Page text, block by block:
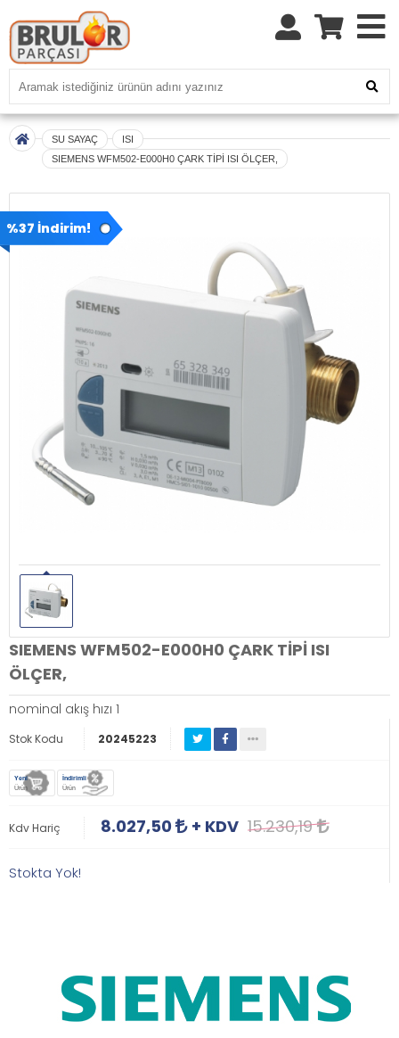
SU SAYAÇ
ISI
SIEMENS WFM502-E000H0 ÇARK TİPİ ISI ÖLÇER,
%37 İndirim!
SIEMENS WFM502-E000H0 ÇARK TİPİ ISI
ÖLÇER,
nominal akış hızı 1
Stok Kodu 20245223
Yeni
Ürün
İndirimli
Ürün
Kdv Hariç 8.027,50 + KDV 15.230,19
Stokta Yok!